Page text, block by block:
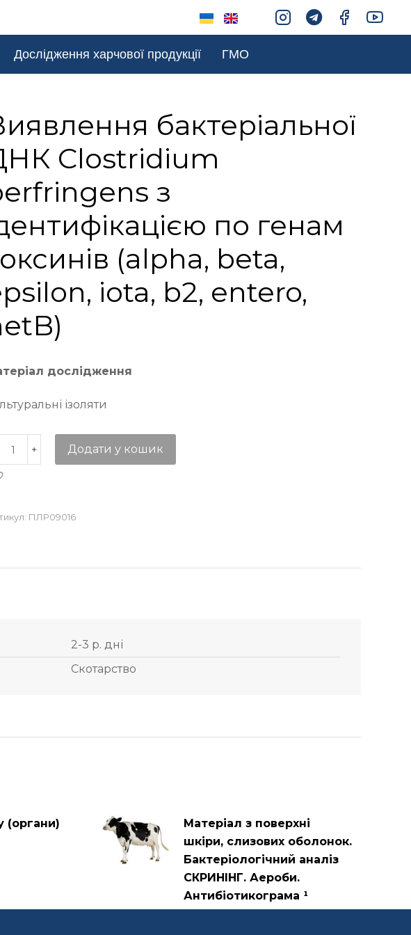
Дослідження харчової продукції ГМО
бактеріальної
Clostridium
з
по генам
(alpha, beta,
iota, b2, entero,
дослідження
ізоляти
Додати у кошик
ПЛР09016
2-3 р. дні
Скотарство
(органи)
Матеріал з поверхні
шкіри, слизових оболонок.
Бактеріологічний аналіз
СКРИНІНГ. Аероби.
Антибіотикограма ¹